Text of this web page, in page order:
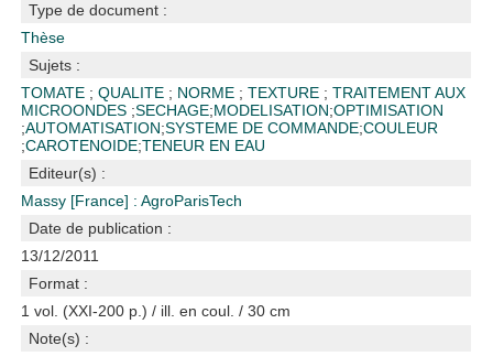
Type de document :
Thèse
Sujets :
TOMATE ;QUALITE ; NORME ;TEXTURE ;TRAITEMENT AUX
MICROONDES ;SECHAGE;MODELISATION;OPTIMISATION
;AUTOMATISATION;SYSTEME DE COMMANDE;COULEUR
;CAROTENOIDE;TENEUR EN EAU
Editeur(s) :
Massy [France] : AgroParisTech
Date de publication :
13/12/2011
Format :
1 vol. (XXI-200 p.) / ill. en coul. / 30 cm
Note(s) :